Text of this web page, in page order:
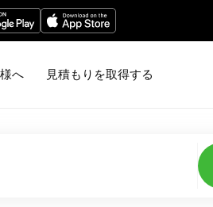
へ 見積もりを取得する